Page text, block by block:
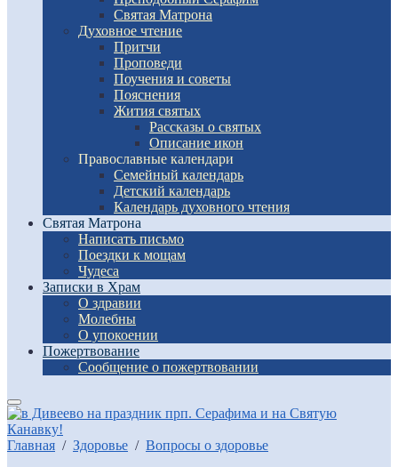
Святая Матрона
Духовное чтение
Притчи
Проповеди
Поучения и советы
Пояснения
Жития святых
Рассказы о святых
Описание икон
Православные календари
Семейный календарь
Детский календарь
Календарь духовного чтения
Святая Матрона
Написать письмо
Поездки к мощам
Чудеса
Записки в Храм
О здравии
Молебны
О упокоении
Пожертвование
Сообщение о пожертвовании
Главная / Здоровье / Вопросы о здоровье